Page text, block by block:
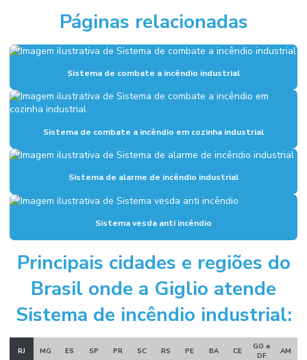
Execução de fundação industrial
Fundações industriais
Instalação de alarme de incêndio
Instalação de combate a incêndio
Instalação de hidrantes
Instalação de sistema de combate a incêndio
Instalação de sistema de hidrantes
Instalação de sistema de incêndio
Manutenção sistema de alarme de incêndio
Páginas relacionadas
Sistema de combate a incêndio industrial
Sistema de combate a incêndio em cozinha industrial
Sistema de alarme de incêndio industrial
Sistema vesda anti incêndio
Principais cidades e regiões do
Brasil onde a Giglio atende
Sistema de incêndio industrial:
RJ MG ES SP PR SC RS PE BA CE
GO e
DF
AM